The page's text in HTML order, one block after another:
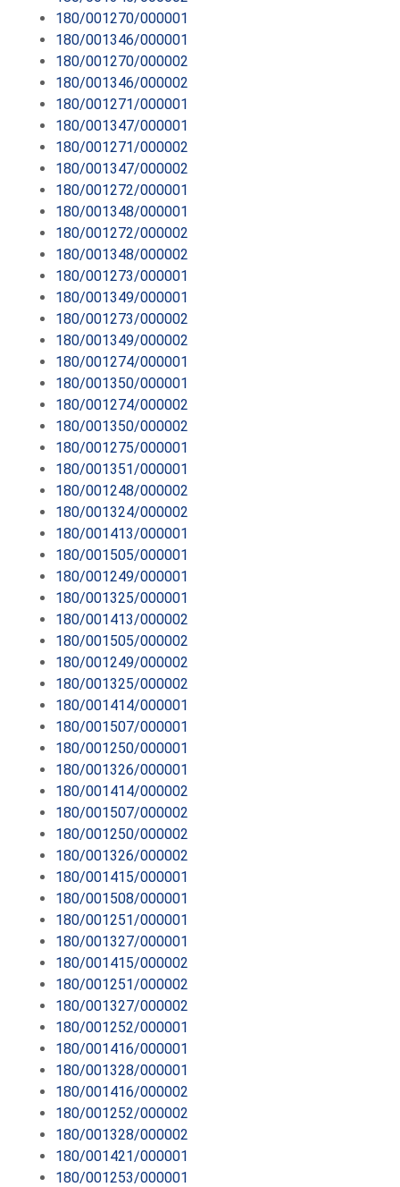
180/001270/000001
180/001346/000001
180/001270/000002
180/001346/000002
180/001271/000001
180/001347/000001
180/001271/000002
180/001347/000002
180/001272/000001
180/001348/000001
180/001272/000002
180/001348/000002
180/001273/000001
180/001349/000001
180/001273/000002
180/001349/000002
180/001274/000001
180/001350/000001
180/001274/000002
180/001350/000002
180/001275/000001
180/001351/000001
180/001248/000002
180/001324/000002
180/001413/000001
180/001505/000001
180/001249/000001
180/001325/000001
180/001413/000002
180/001505/000002
180/001249/000002
180/001325/000002
180/001414/000001
180/001507/000001
180/001250/000001
180/001326/000001
180/001414/000002
180/001507/000002
180/001250/000002
180/001326/000002
180/001415/000001
180/001508/000001
180/001251/000001
180/001327/000001
180/001415/000002
180/001251/000002
180/001327/000002
180/001252/000001
180/001416/000001
180/001328/000001
180/001416/000002
180/001252/000002
180/001328/000002
180/001421/000001
180/001253/000001